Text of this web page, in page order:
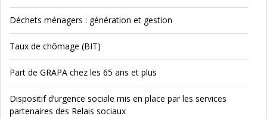
Déchets ménagers : génération et gestion
Taux de chômage (BIT)
Part de GRAPA chez les 65 ans et plus
Dispositif d’urgence sociale mis en place par les services
partenaires des Relais sociaux